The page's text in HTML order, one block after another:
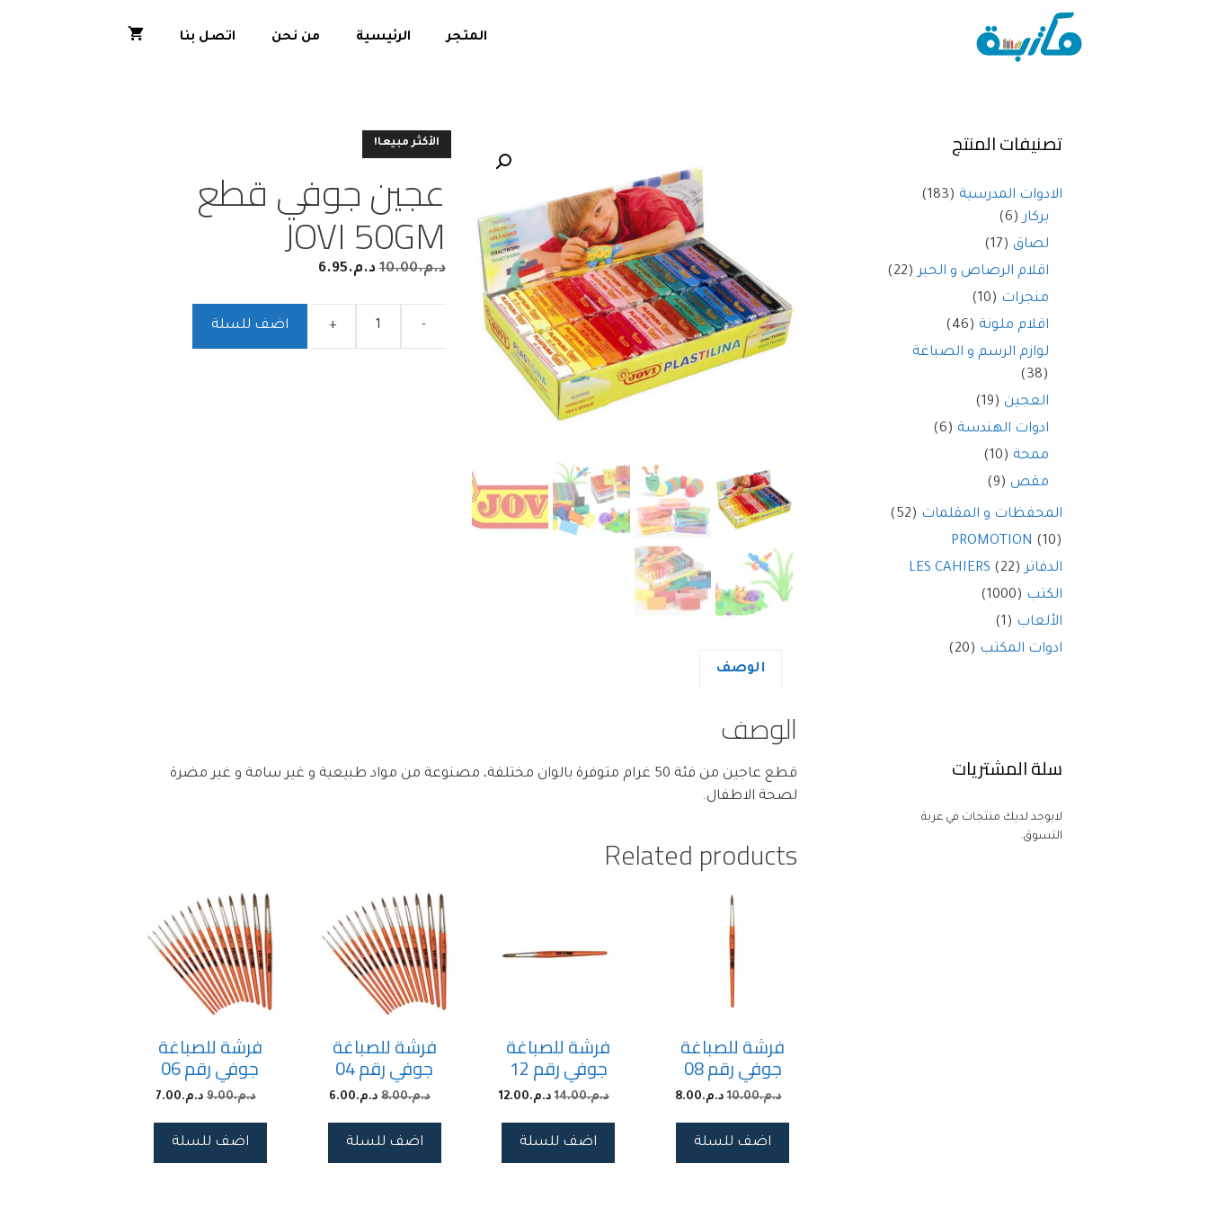
المتجر الرئيسية من نحن اتصل بنا
الأكثر مبيعا!
عجين جوفي قطع
JOVI 50GM
د.م.10.00 د.م.6.95
-
+ اضف للسلة
الوصف
الوصف
قطع عاجين من فئة 50 غرام متوفرة بالوان مختلفة، مصنوعة من مواد طبيعية و غير سامة و غير مضرة
لصحة الاطفال.
Related products
فرشة للصباغة
جوفي رقم 08
د.م.10.00 د.م.8.00
اضف للسلة
فرشة للصباغة
جوفي رقم 12
د.م.14.00 د.م.12.00
اضف للسلة
فرشة للصباغة
جوفي رقم 04
د.م.8.00 د.م.6.00
اضف للسلة
فرشة للصباغة
جوفي رقم 06
د.م.9.00 د.م.7.00
اضف للسلة
تصنيفات المنتج
الادوات المدرسية (183)
بركار (6)
لصاق (17)
اقلام الرصاص و الحبر (22)
منجرات (10)
اقلام ملونة (46)
لوازم الرسم و الصباغة
(38)
العجين (19)
ادوات الهندسة (6)
ممحة (10)
مقص (9)
المحفظات و المقلمات (52)
PROMOTION (10)
الدفاتر LES CAHIERS (22)
الكتب (1000)
الألعاب (1)
ادوات المكتب (20)
سلة المشتريات
لايوجد لديك منتجات في عربة
التسوق.